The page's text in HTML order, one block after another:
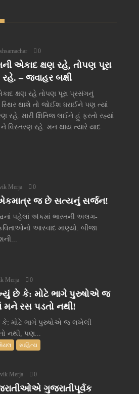
0
એકાદ ક્ષણ રહે, તોપણ પૂરા
– જવાહર બક્ષી
ક્ષણ રહે તોપણ પૂરા પ્રસંગનું
સ્થિર થાશે તો જોઈશ ધરાઈને પણ ત્યાં
મારી ક્ષિતિજ લઈને હું ફરતો રહ્યાં
વિસ્તરણ રહે. મન થાય ત્યારે યાદ
Merja 0
જ છે સત્યનું સર્જન!
પહેલાં અંકમાં ભારતની અલગ-
આસ્વાદ માણ્યો. બીજા
Merja 0
છે કે: મોટે ભાગે પુરુષોએ જ
મને રસ પડતો નથી!
મોટે ભાગે પુરુષોએ જ લખેલી
નથી, પણ...
સાહિત્ય
Merja 0
ગુજરાતીપૂર્વક